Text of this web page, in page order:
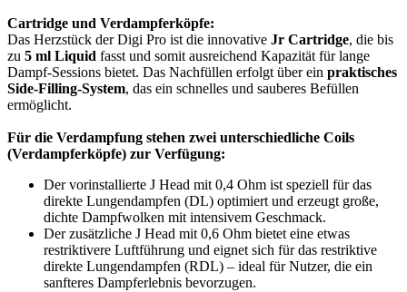
Cartridge und Verdampferköpfe:
Das Herzstück der Digi Pro ist die innovative Jr Cartridge, die bis
zu 5 ml Liquid fasst und somit ausreichend Kapazität für lange
Dampf-Sessions bietet. Das Nachfüllen erfolgt über ein praktisches
Side-Filling-System, das ein schnelles und sauberes Befüllen
ermöglicht.
Für die Verdampfung stehen zwei unterschiedliche Coils
(Verdampferköpfe) zur Verfügung:
Der vorinstallierte J Head mit 0,4 Ohm ist speziell für das
direkte Lungendampfen (DL) optimiert und erzeugt große,
dichte Dampfwolken mit intensivem Geschmack.
Der zusätzliche J Head mit 0,6 Ohm bietet eine etwas
restriktivere Luftführung und eignet sich für das restriktive
direkte Lungendampfen (RDL) – ideal für Nutzer, die ein
sanfteres Dampferlebnis bevorzugen.